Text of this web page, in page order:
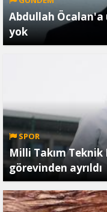
Abdullah Öcalan'a
yok
SPOR
Milli Takım
görevinden ayrıldı